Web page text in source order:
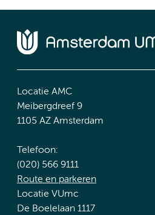
Locatie AMC
Meibergdreef 9
1105 AZ Amsterdam
Telefoon:
(020) 566 9111
Route en parkeren
Locatie VUmc
De Boelelaan 1117